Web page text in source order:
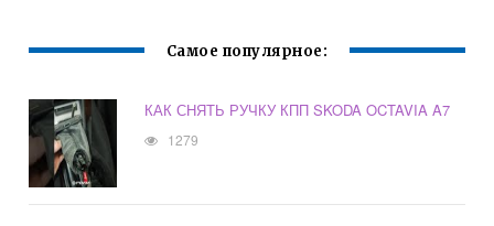
Самое популярное:
КАК СНЯТЬ РУЧКУ КПП SKODA OCTAVIA A7
1279